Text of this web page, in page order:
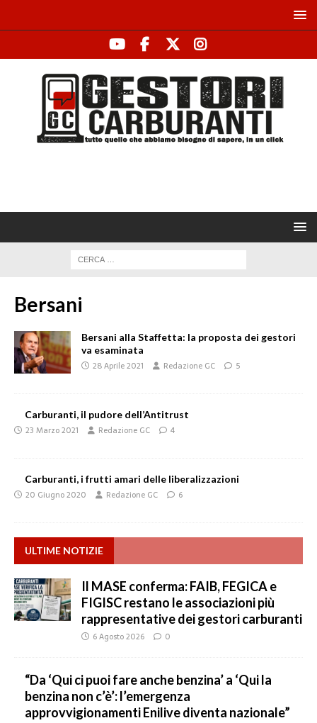
Bersani
Bersani alla Staffetta: la proposta dei gestori
va esaminata
28 Aprile 2021 Redazione GC 5
Carburanti, il pudore dell’Antitrust
23 Marzo 2021 Redazione GC 4
Carburanti, i frutti amari delle liberalizzazioni
20 Giugno 2020 Redazione GC 6
ULTIME NOTIZIE
Il MASE conferma: FAIB, FEGICA e
FIGISC restano le associazioni più
rappresentative dei gestori carburanti
6 Agosto 2026 0
“Da ‘Qui ci puoi fare anche benzina’ a ‘Qui la
benzina non c’è’: l’emergenza
approvvigionamenti Enilive diventa nazionale”